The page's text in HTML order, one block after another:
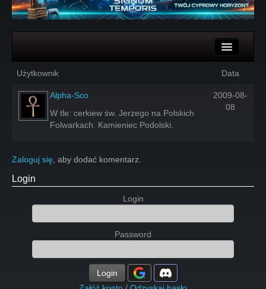
Głosy
Użytkownik Data
Alpha-Sco
W tle: cerkiew św. Jerzego na Polskich
Folwarkach. Kamieniec Podolski.
2009-08-
08
Zaloguj się , aby dodać komentarz.
Login
Login
Password
Login